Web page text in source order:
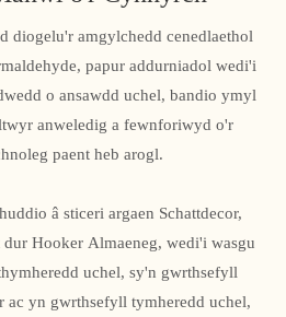
diogelu'r amgylchedd cenedlaethol
papur addurniadol wedi'i
o ansawdd uchel, bandio ymyl
anweledig a fewnforiwyd o'r
paent heb arogl.
â sticeri argaen Schattdecor,
Hooker Almaeneg, wedi'i wasgu
uchel, sy'n gwrthsefyll
yn gwrthsefyll tymheredd uchel,